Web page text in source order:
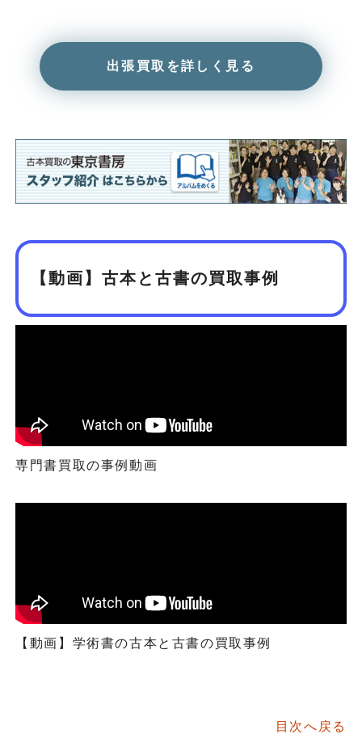
出張買取を詳しく見る
【動画】古本と古書の買取事例
専門書買取の事例動画
【動画】学術書の古本と古書の買取事例
目次へ戻る